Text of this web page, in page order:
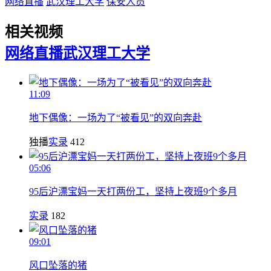
相关视频
网络直播武汉理工大学
11:09
地下偶像：一场为了“被看见”的双向奔赴
独播实录 412
05:06
95后沪漂宝妈一天打两份工，坚持上夜班9个多月
实录 182
09:01
风口坠落的猪